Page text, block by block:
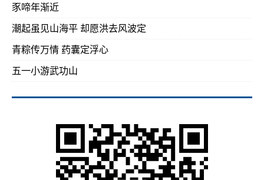
豕啼年渐近
潮起虽见山海平 却愿洪去风波定
青粽传万情 药囊定浮心
五一小游武功山